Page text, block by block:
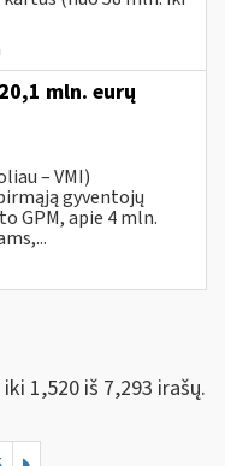
mln. eurų
– VMI)
gyventojų
GPM, apie 4 mln.
1,520 iš 7,293 irašų.